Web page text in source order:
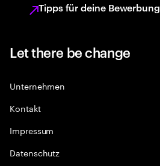
Tipps für deine Bewerbung
Let there be change
Unternehmen
Kontakt
Impressum
Datenschutz